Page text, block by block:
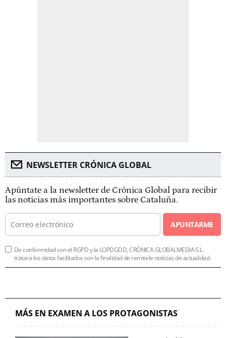
NEWSLETTER CRÓNICA GLOBAL
Apúntate a la newsletter de Crónica Global para recibir
las noticias más importantes sobre Cataluña.
APUNTARME
De conformidad con el RGPD y la LOPDGDD, CRÓNICA GLOBALMEDIA S.L.
tratará los datos facilitados con la finalidad de remitirle noticias de actualidad.
MÁS EN EXAMEN A LOS PROTAGONISTAS